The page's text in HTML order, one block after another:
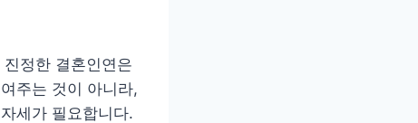
진정한 결혼인연은
주는 것이 아니라,
세가 필요합니다.